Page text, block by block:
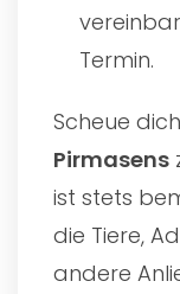
Termin.
Scheue
Pirmasens
ist stets
die Tiere,
andere